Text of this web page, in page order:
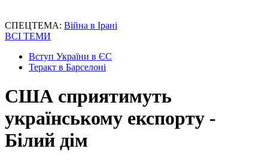
СПЕЦТЕМА: Війна в Ірані
ВСІ ТЕМИ
Вступ України в ЄС
Теракт в Барселоні
США сприятимуть
українському експорту -
Білий дім